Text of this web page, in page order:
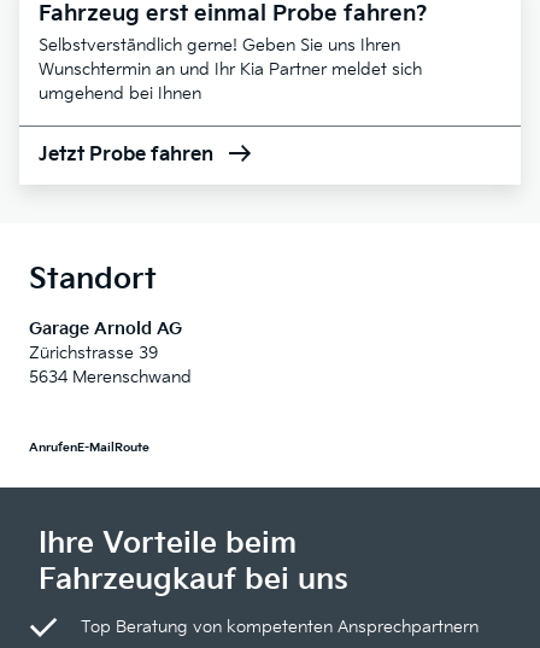
Fahrzeug erst einmal Probe fahren?
Selbstverständlich gerne! Geben Sie uns Ihren
Wunschtermin an und Ihr Kia Partner meldet sich
umgehend bei Ihnen
Jetzt Probe fahren
Standort
Garage Arnold AG
Zürichstrasse 39
5634 Merenschwand
AnrufenE-Mail Route
Ihre Vorteile beim
Fahrzeugkauf bei uns
Top Beratung von kompetenten Ansprechpartnern